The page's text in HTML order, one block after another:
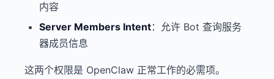
内容
Server Members Intent：允许 Bot 查询服务
器成员信息
这两个权限是 OpenClaw 正常工作的必需项。